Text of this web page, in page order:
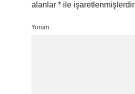
alanlar * ile işaretlenmişlerdir
Yorum